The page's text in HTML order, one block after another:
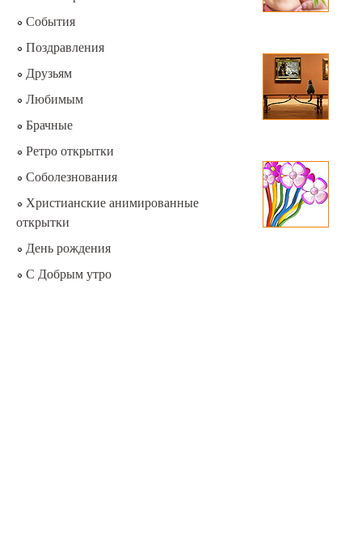
События
Поздравления
Друзьям
Любимым
Брачные
Ретро открытки
Соболезнования
Христианские анимированные
открытки
День рождения
С Добрым утро